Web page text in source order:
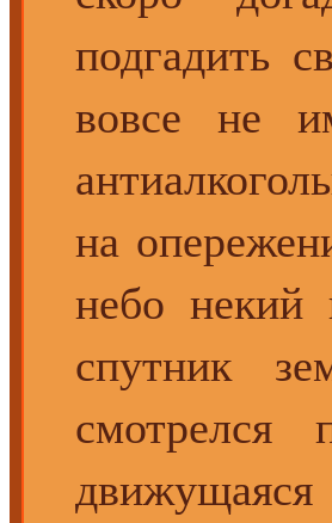
подгадить
вовсе не
на
небо некий
спутник
смотрелся